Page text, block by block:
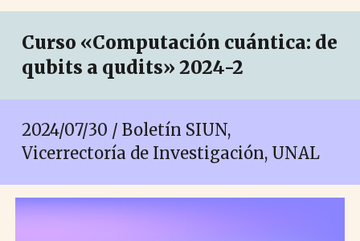
Curso «Computación cuántica: de
qubits a qudits» 2024-2
2024/07/30 / Boletín SIUN,
Vicerrectoría de Investigación, UNAL